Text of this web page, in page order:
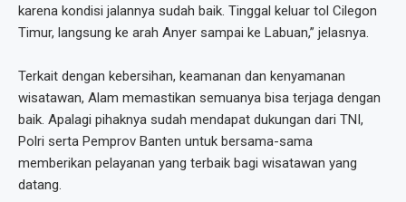
karena kondisi jalannya sudah baik. Tinggal keluar tol Cilegon
Timur, langsung ke arah Anyer sampai ke Labuan,” jelasnya.
Terkait dengan kebersihan, keamanan dan kenyamanan
wisatawan, Alam memastikan semuanya bisa terjaga dengan
baik. Apalagi pihaknya sudah mendapat dukungan dari TNI,
Polri serta Pemprov Banten untuk bersama-sama
memberikan pelayanan yang terbaik bagi wisatawan yang
datang.